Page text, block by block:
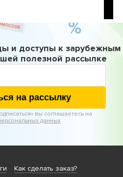
и доступы к зарубежным
полезной рассылке
на рассылку
вы соглашаетесь на
данных
Как сделать заказ?